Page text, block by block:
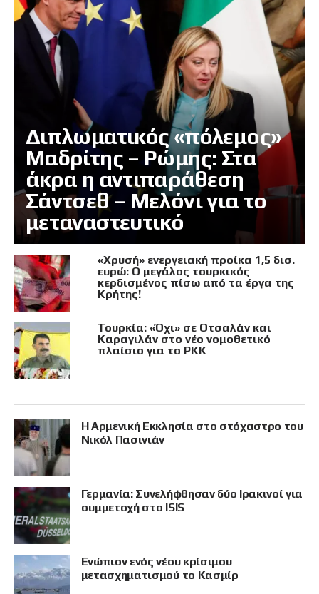
Διπλωματικός «πόλεμος»
Μαδρίτης – Ρώμης: Στα
άκρα η αντιπαράθεση
Σάντσεθ – Μελόνι για το
μεταναστευτικό
«Χρυσή» ενεργειακή προίκα 1,5 δισ.
ευρώ: Ο μεγάλος τουρκικός
κερδισμένος πίσω από τα έργα της
Κρήτης!
Τουρκία: «Όχι» σε Οτσαλάν και
Καραγιλάν στο νέο νομοθετικό
πλαίσιο για το PKK
Η Αρμενική Εκκλησία στο στόχαστρο του
Νικόλ Πασινιάν
Γερμανία: Συνελήφθησαν δύο Ιρακινοί για
συμμετοχή στο ISIS
Eνώπιον ενός νέου κρίσιμου
μετασχηματισμού το Κασμίρ